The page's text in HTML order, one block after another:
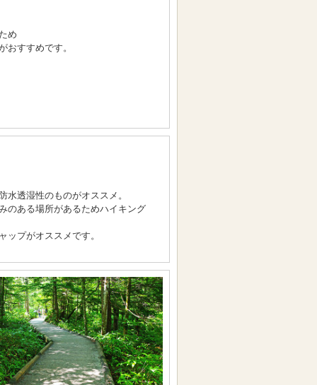
め
おすすめです。
透湿性のものがオススメ。
ある場所があるためハイキング
プがオススメです。